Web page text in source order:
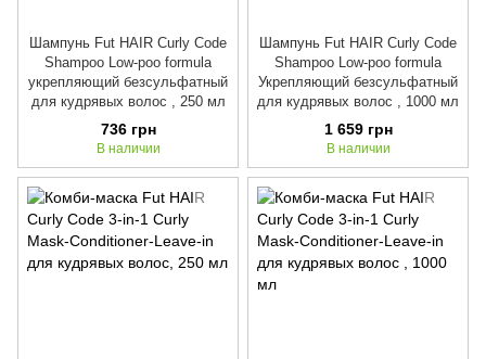
Шампунь Fut HAIR Curly Code
Shampoo Low-poo formula
укрепляющий безсульфатный
для кудрявых волос , 250 мл
736 грн
В наличии
Шампунь Fut HAIR Curly Code
Shampoo Low-poo formula
Укрепляющий безсульфатный
для кудрявых волос , 1000 мл
1 659 грн
В наличии